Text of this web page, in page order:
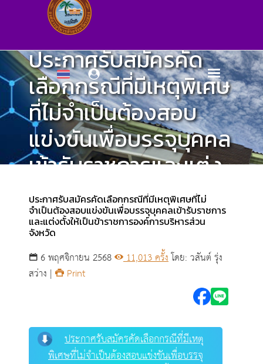
ประกาศรับสมัครคัด
เลือกกรณีที่มีเหตุพิเศษ
ที่ไม่จำเป็นต้องสอบ
แข่งขันเพื่อบรรจุบุคคล
เข้ารับราชการและแต่ง
ตั้งให้เป็นข้าราชการ
องค์การบริหารส่วน
จังหวัด
หน้าแรก
ประกาศรับสมัครคัดเลือกกรณีที่มีเหตุพิเศษที่ไม่
จำเป็นต้องสอบแข่งขันเพื่อบรรจุบุคคลเข้ารับราชการ
และแต่งตั้งให้เป็นข้าราชการองค์การบริหารส่วน
จังหวัด
6 พฤศจิกายน 2568 11,013 ครั้งโดย: วสันต์ รุ่ง
สว่าง |
Print
ประกาศรับสมัครคัดเลือกกรณีที่มีเหตุ
พิเศษที่ไม่จำเป็นต้องสอบแข่งขันเพื่อบรรจุ